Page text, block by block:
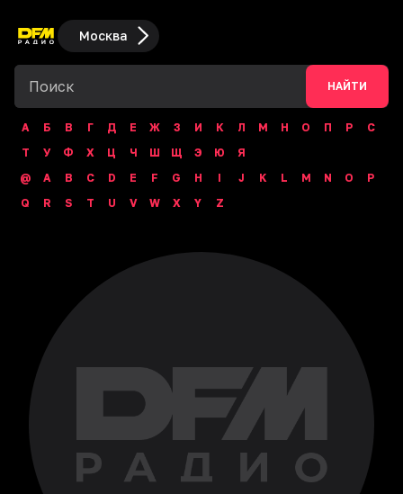
Москва
НАЙТИ
А Б В Г Д Е Ж З И К Л М Н О П Р
С
Т
У Ф Х Ц Ч Ш Щ Э Ю
Я
@
A B C D E F G H I J K L M N O
P
Q
R S T U V W X Y Z